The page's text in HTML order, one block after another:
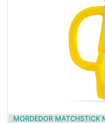
MORDEDOR MATCHSTICK